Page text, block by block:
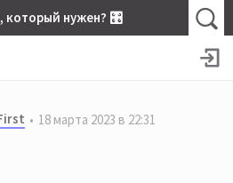
который нужен? 🎛
18 марта 2023 в 22:31